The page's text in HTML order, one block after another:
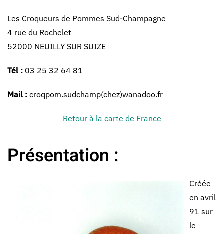
Les Croqueurs de Pommes Sud-Champagne
4 rue du Rochelet
52000 NEUILLY SUR SUIZE
Tél : 03 25 32 64 81
Mail : croqpom.sudchamp(chez)wanadoo.fr
Retour à la carte de France
Présentation :
Créée
en avril
91 sur
le